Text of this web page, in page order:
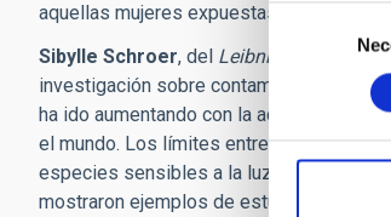
Selección
consentimiento
aquellas mujeres expuestas a luces más
Sibylle Schroer, del Leibniz Institute of
investigación sobre contaminación
ha ido aumentando con la actividad
el mundo. Los límites entre el espacio
especies sensibles a la luz está
mostraron ejemplos de estudios sobre